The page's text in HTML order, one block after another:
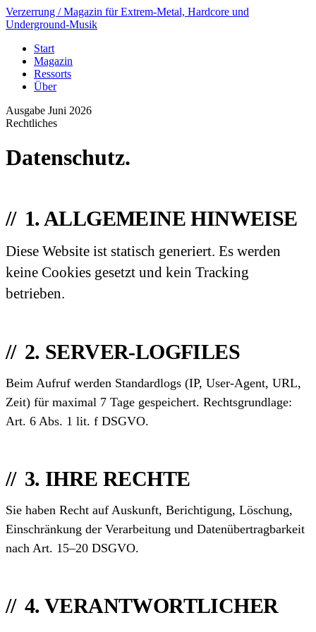
Verzerrung / Magazin für Extrem-Metal, Hardcore und
Underground-Musik
Start
Magazin
Ressorts
Über
Ausgabe Juni 2026
Rechtliches
Datenschutz.
1. ALLGEMEINE HINWEISE
Diese Website ist statisch generiert. Es werden
keine Cookies gesetzt und kein Tracking
betrieben.
2. SERVER-LOGFILES
Beim Aufruf werden Standardlogs (IP, User-Agent, URL,
Zeit) für maximal 7 Tage gespeichert. Rechtsgrundlage:
Art. 6 Abs. 1 lit. f DSGVO.
3. IHRE RECHTE
Sie haben Recht auf Auskunft, Berichtigung, Löschung,
Einschränkung der Verarbeitung und Datenübertragbarkeit
nach Art. 15–20 DSGVO.
4. VERANTWORTLICHER